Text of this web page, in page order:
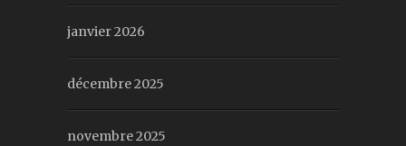
janvier 2026
décembre 2025
novembre 2025